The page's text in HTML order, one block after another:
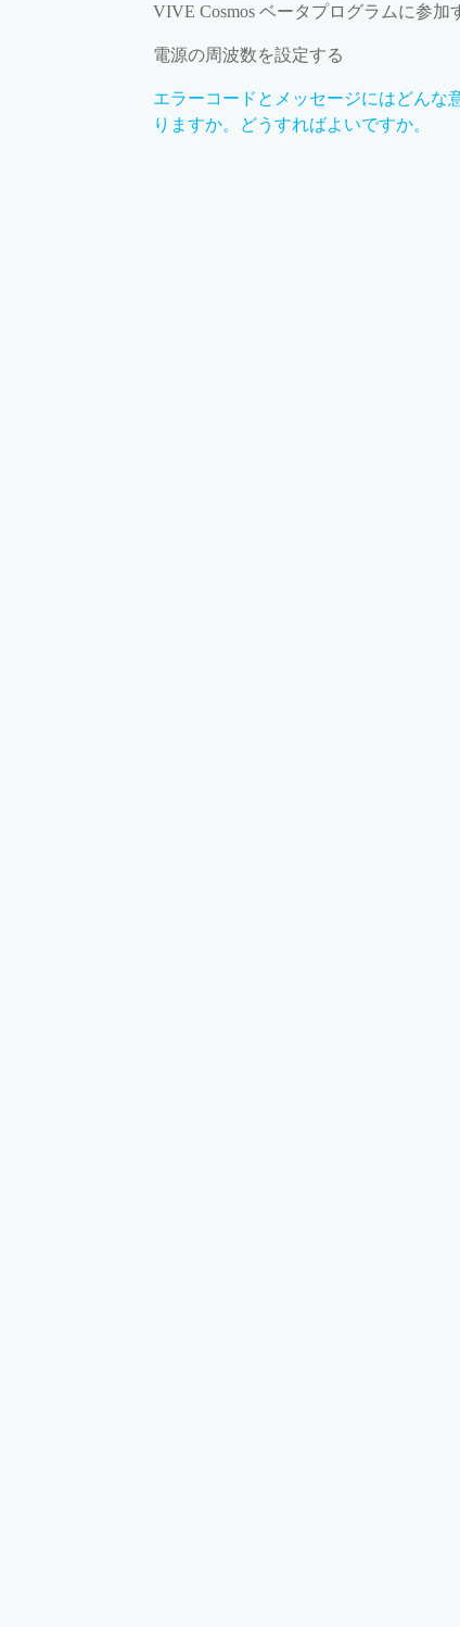
VIVE Cosmos ベータプログラムに参加
電源の周波数を設定する
エラーコードとメッセージにはどんな
りますか。どうすればよいですか。